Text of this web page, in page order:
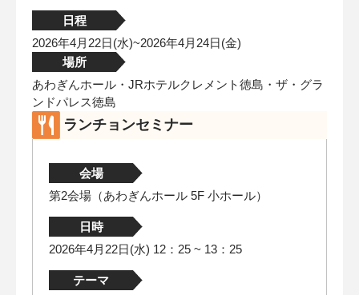
日程
2026年4月22日(水)~2026年4月24日(金)
場所
あわぎんホール・JRホテルクレメント徳島・ザ・グラ
ンドパレス徳島
ランチョンセミナー
会場
第2会場（あわぎんホール 5F 小ホール）
日時
2026年4月22日(水) 12：25 ~ 13：25
テーマ